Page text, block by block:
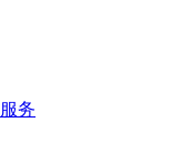
务